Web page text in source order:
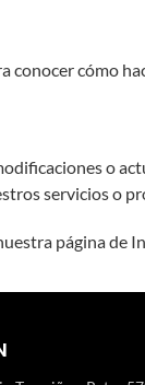
conocer cómo
o
servicios o
página de